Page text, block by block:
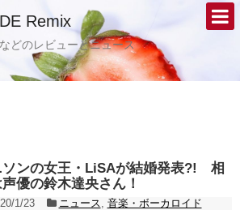
Remix
どのレビューとニュース
ソンの女王・LiSAが結婚発表?! 相
優の鈴木達央さん！
1/23 ニュース
音楽・ボーカロイド